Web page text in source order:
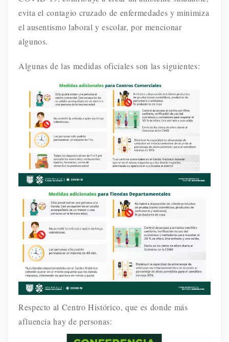
evita el contagio cruzado de enfermedades y minimiza
el ausentismo laboral y escolar, por mencionar
algunos.
Algunas de las medidas oficiales son las siguientes:
Respecto al Centro Histórico, que es donde más
afluencia hay de personas: